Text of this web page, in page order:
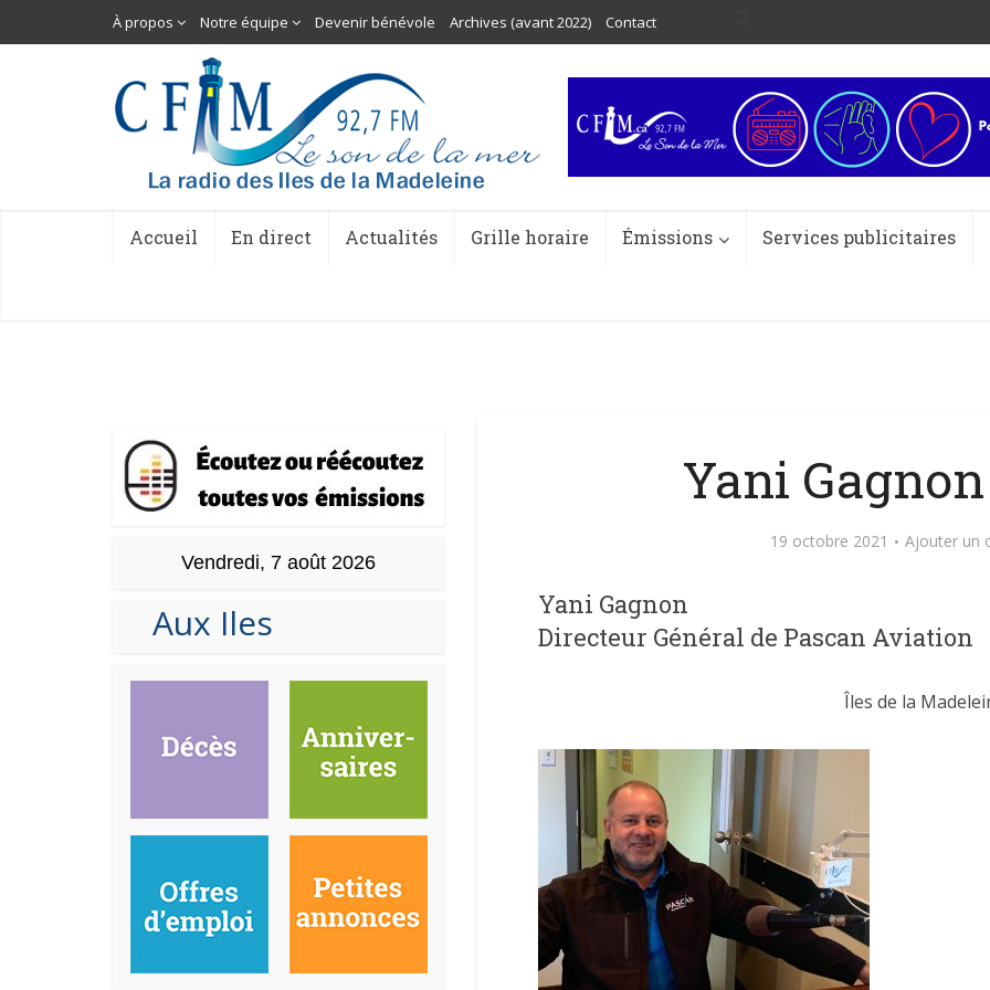
À propos Notre équipe Devenir bénévole Archives (avant 2022) Contact
Accueil En direct Actualités Grille horaire Émissions Services publicitaires
Vendredi, 7 août 2026
Aux Iles
Yani
19 octobre 2021 Ajouter un
Yani Gagnon
Directeur Général de Pascan Aviation
Îles de la